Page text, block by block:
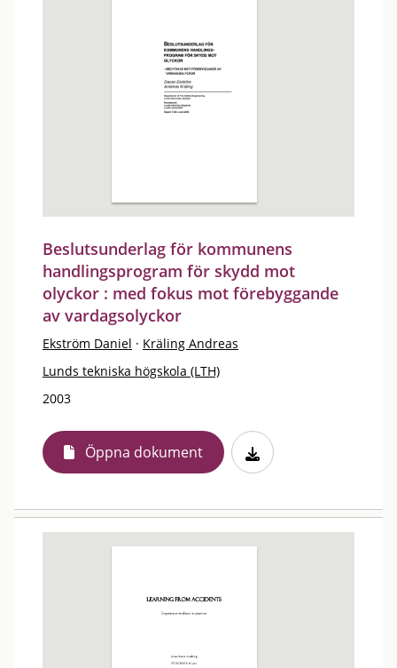
Beslutsunderlag för kommunens
handlingsprogram för skydd mot
olyckor : med fokus mot förebyggande
av vardagsolyckor
Ekström Daniel · Kräling Andreas
Lunds tekniska högskola (LTH)
2003
Öppna dokument